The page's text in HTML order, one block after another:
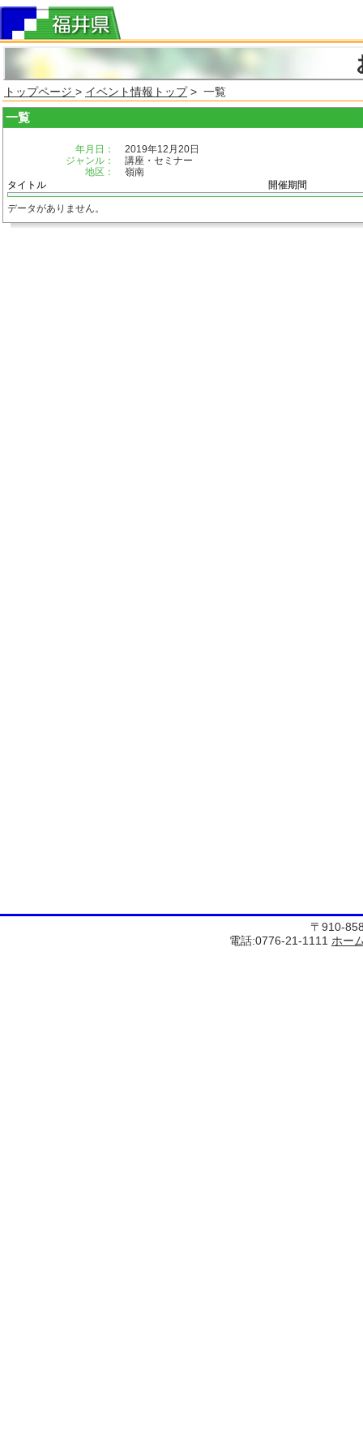
トップページ > イベント情報トップ> 一覧
一覧
年月日：
2019年12月20日
ジャンル：
講座・セミナー
地区：
嶺南
タイトル
開催期間
データがありません。
〒910-
電話:0776-21-1111 ホー